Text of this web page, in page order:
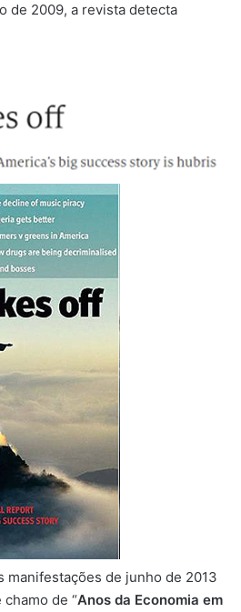
de 2009, a revista detecta
manifestações de junho de 2013
de “Anos da Economia em